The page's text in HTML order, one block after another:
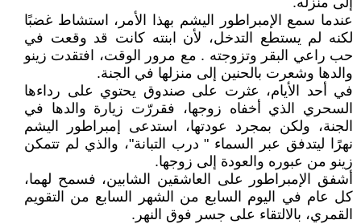
عندما سمع الإمبراطور اليشم بهذا الأمر، استشاط غضبًا
لكنه لم يستطع التدخل، لأن ابنته كانت قد وقعت في
حب راعي البقر وتزوجته . مع مرور الوقت، افتقدت زينو
والدها وشعرت بالحنين إلى منزلها في الجنة.
في أحد الأيام، عثرت على صندوق يحتوي على رداءها
السحري الذي أخفاه زوجها، فقررّت زيارة والدها في
الجنة، ولكن بمجرد عودتها، استدعى إمبراطور اليشم
نهرًا ليتدفق عبر السماء " درب التبانة"، والذي لم تتمكن
زينو من عبوره والعودة إلى زوجها.
أشفق الإمبراطور على العاشقين الشابين، فسمح لهما،
كل عام في اليوم السابع من الشهر السابع من التقويم
القمري، بالالتقاء على جسر فوق النهر.